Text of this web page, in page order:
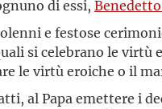
di essi,
e festose
si celebrano le virtù
le virtù eroiche o il
al Papa emettere i